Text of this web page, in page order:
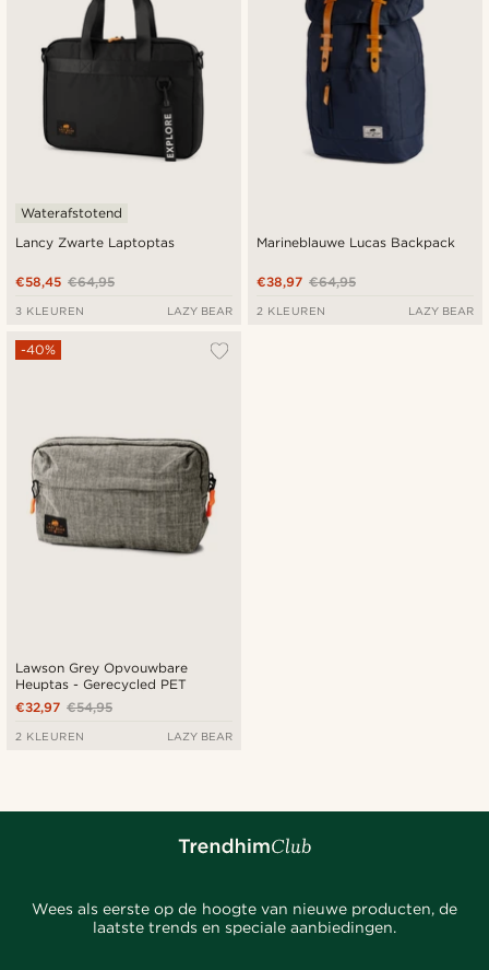
Lancy Zwarte Laptoptas
Waterafstotend
€64,95
€58,45
3 KLEUREN LAZY BEAR
Marineblauwe Lucas Backpack
€64,95
€38,97
2 KLEUREN LAZY BEAR
Lawson Grey Opvouwbare
Heuptas - Gerecycled PET
-40%
€54,95
€32,97
2 KLEUREN LAZY BEAR
Wees als eerste op de hoogte van nieuwe producten, de
laatste trends en speciale aanbiedingen.